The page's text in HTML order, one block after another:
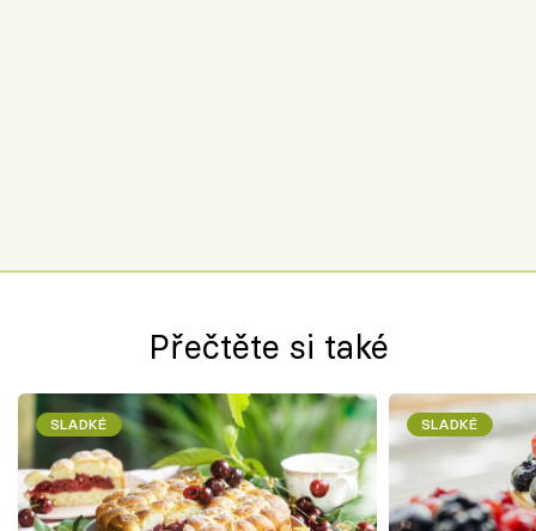
Přečtěte si také
SLADKÉ SLADKÉ